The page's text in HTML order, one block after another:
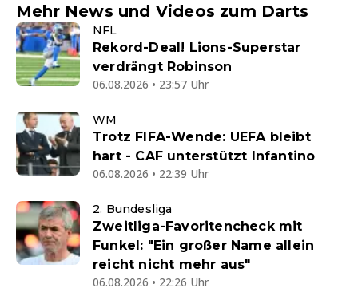
Mehr News und Videos zum Darts
NFL
Rekord-Deal! Lions-Superstar
verdrängt Robinson
06.08.2026 • 23:57 Uhr
WM
Trotz FIFA-Wende: UEFA bleibt
hart - CAF unterstützt Infantino
06.08.2026 • 22:39 Uhr
2. Bundesliga
Zweitliga-Favoritencheck mit
Funkel: "Ein großer Name allein
reicht nicht mehr aus"
06.08.2026 • 22:26 Uhr